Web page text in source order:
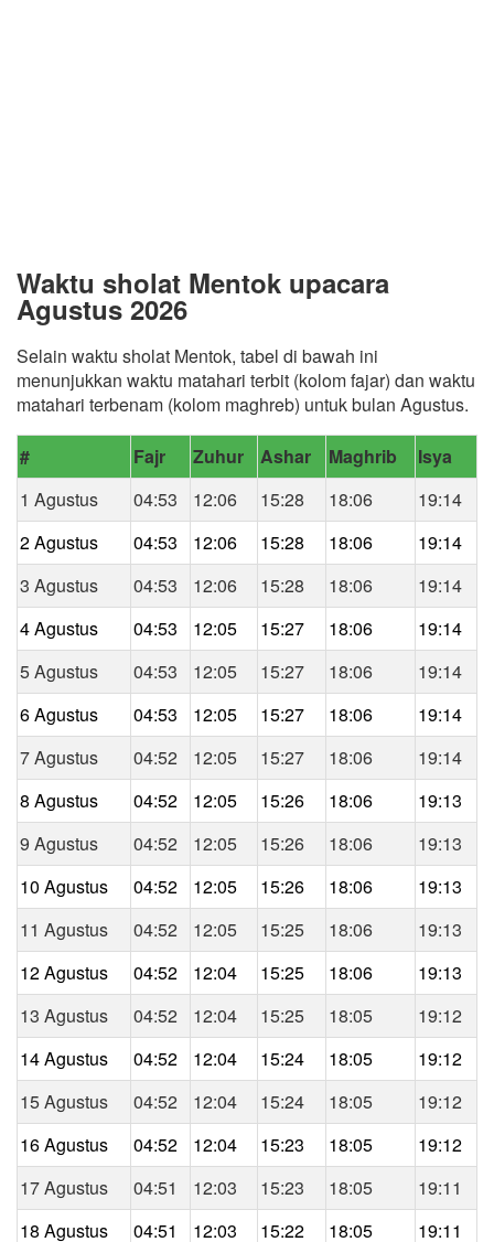
Waktu sholat Mentok upacara
Agustus 2026
Selain waktu sholat Mentok, tabel di bawah ini
menunjukkan waktu matahari terbit (kolom fajar) dan waktu
matahari terbenam (kolom maghreb) untuk bulan Agustus.
# Fajr Zuhur Ashar Maghrib
Isya
1 Agustus
04:53 12:06 15:28 18:06
19:14
2 Agustus
04:53 12:06 15:28 18:06
19:14
3 Agustus
04:53 12:06 15:28 18:06
19:14
4 Agustus
04:53 12:05 15:27 18:06
19:14
5 Agustus
04:53 12:05 15:27 18:06
19:14
6 Agustus
04:53 12:05 15:27 18:06
19:14
7 Agustus
04:52 12:05 15:27 18:06
19:14
8 Agustus
04:52 12:05 15:26 18:06
19:13
9 Agustus
04:52 12:05 15:26 18:06
19:13
10 Agustus
04:52 12:05 15:26 18:06
19:13
11 Agustus
04:52 12:05 15:25 18:06
19:13
12 Agustus
04:52 12:04 15:25 18:06
19:13
13 Agustus
04:52 12:04 15:25 18:05
19:12
14 Agustus
04:52 12:04 15:24 18:05
19:12
15 Agustus
04:52 12:04 15:24 18:05
19:12
16 Agustus
04:52 12:04 15:23 18:05
19:12
17 Agustus
04:51 12:03 15:23 18:05
19:11
18 Agustus
04:51 12:03 15:22 18:05 19:11